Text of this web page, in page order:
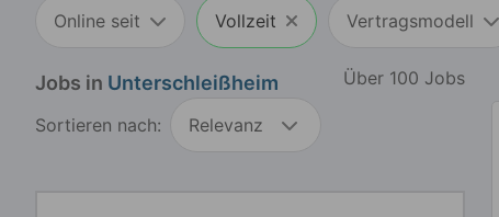
Online seit Vollzeit Vertragsmodell
Jobs in Unterschleißheim Über 100 Jobs
Sortieren nach: Relevanz